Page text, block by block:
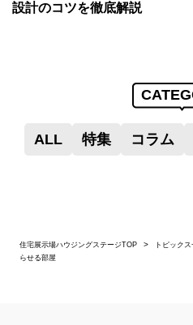
設計のコツを徹底解説
ALL 特集 コラム
住宅展示場ハウジングステージTOP トピック
らせる部屋